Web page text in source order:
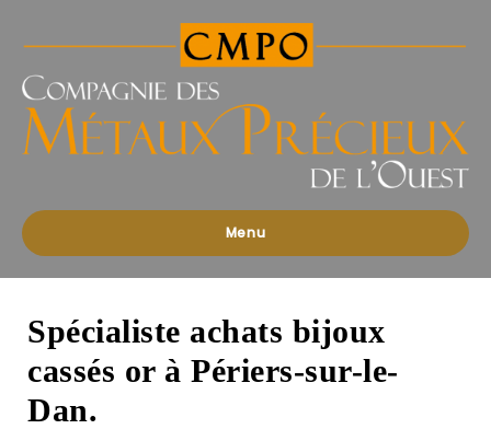
des
Précieux
l'Ouest
Menu
Spécialiste achats bijoux
cassés or à Périers-sur-le-
Dan.